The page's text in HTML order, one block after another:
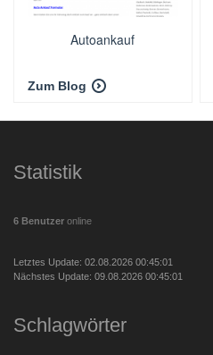
Autoankauf
Zum Blog
Statistik
6 Benutzer online
Letztes Update: 02.08.2026 00:45:01
Nächstes Update: 09.08.2026 00:45:01
Schlagwörter